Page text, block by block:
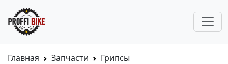
Главная Запчасти
Грипсы